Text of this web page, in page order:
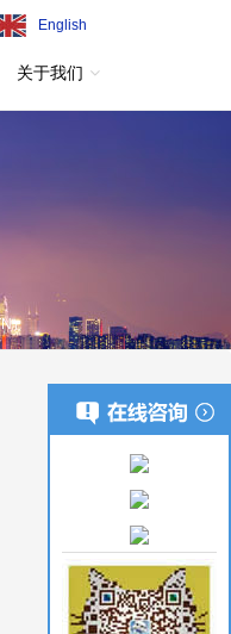
English
关于我们
）